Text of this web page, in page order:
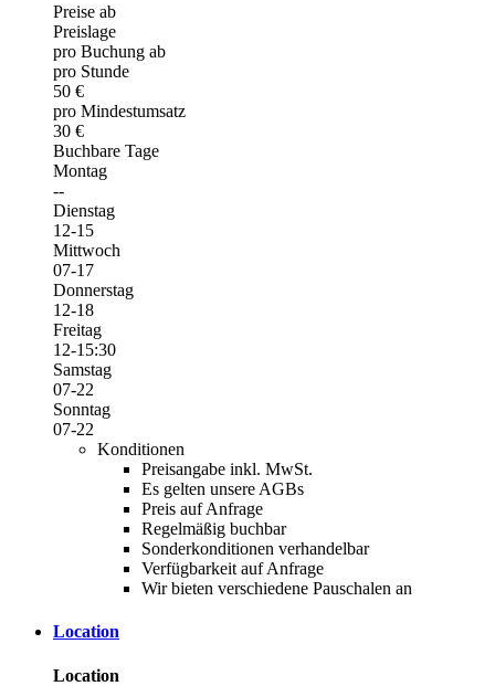
Preise ab
Preislage
pro Buchung ab
pro Stunde
50 €
pro Mindestumsatz
30 €
Buchbare Tage
Montag
--
Dienstag
12-15
Mittwoch
07-17
Donnerstag
12-18
Freitag
12-15:30
Samstag
07-22
Sonntag
07-22
Konditionen
Preisangabe inkl. MwSt.
Es gelten unsere AGBs
Preis auf Anfrage
Regelmäßig buchbar
Sonderkonditionen verhandelbar
Verfügbarkeit auf Anfrage
Wir bieten verschiedene Pauschalen an
Location
Location